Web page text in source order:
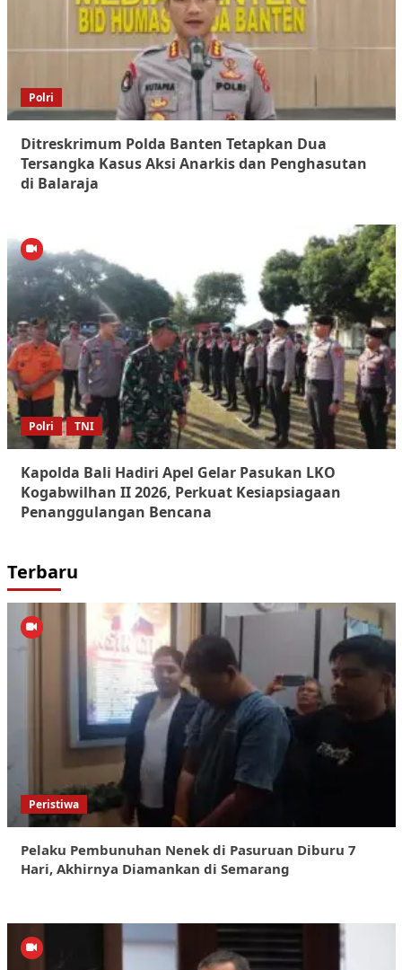
Polri
Ditreskrimum Polda Banten Tetapkan Dua
Tersangka Kasus Aksi Anarkis dan Penghasutan
di Balaraja
Polri TNI
Kapolda Bali Hadiri Apel Gelar Pasukan LKO
Kogabwilhan II 2026, Perkuat Kesiapsiagaan
Penanggulangan Bencana
Terbaru
Peristiwa
Pelaku Pembunuhan Nenek di Pasuruan Diburu 7
Hari, Akhirnya Diamankan di Semarang